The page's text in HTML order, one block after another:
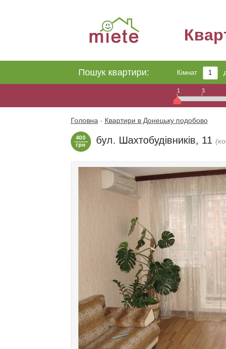
Пошук квартири: Кімнат
1 3
Головна - Квартири в Донецьку подобово
400
грн
бул. Шахтобудівників, 11